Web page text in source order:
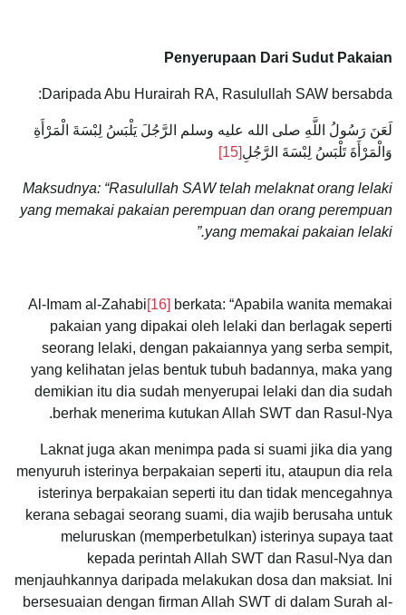
Penyerupaan Dari Sudut Pakaian
Daripada Abu Hurairah RA, Rasulullah SAW bersabda:
لَعَنَ رَسُولُ اللَّهِ صلى الله عليه وسلم الرَّجُلَ يَلْبَسُ لِبْسَةَ الْمَرْأَةِ
وَالْمَرْأَةَ تَلْبَسُ لِبْسَةَ الرَّجُلِ[15]
Maksudnya: “Rasulullah SAW telah melaknat orang lelaki
yang memakai pakaian perempuan dan orang perempuan
yang memakai pakaian lelaki.”
Al-Imam al-Zahabi[16] berkata: “Apabila wanita memakai
pakaian yang dipakai oleh lelaki dan berlagak seperti
seorang lelaki, dengan pakaiannya yang serba sempit,
yang kelihatan jelas bentuk tubuh badannya, maka yang
demikian itu dia sudah menyerupai lelaki dan dia sudah
berhak menerima kutukan Allah SWT dan Rasul-Nya.
Laknat juga akan menimpa pada si suami jika dia yang
menyuruh isterinya berpakaian seperti itu, ataupun dia rela
isterinya berpakaian seperti itu dan tidak mencegahnya
kerana sebagai seorang suami, dia wajib berusaha untuk
meluruskan (memperbetulkan) isterinya supaya taat
kepada perintah Allah SWT dan Rasul-Nya dan
menjauhkannya daripada melakukan dosa dan maksiat. Ini
bersesuaian dengan firman Allah SWT di dalam Surah al-